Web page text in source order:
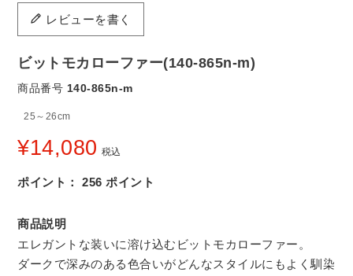
レビューを書く
ビットモカローファー(140-865n-m)
商品番号 140-865n-m
25～26cm
¥14,080 税込
ポイント： 256 ポイント
商品説明
エレガントな装いに溶け込むビットモカローファー。
ダークで深みのある色合いがどんなスタイルにもよく馴染